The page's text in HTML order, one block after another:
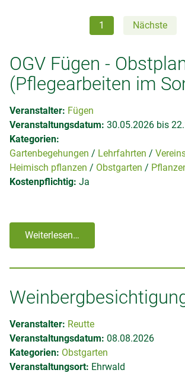
1 Nächste
OGV Fügen -
(Pflegearbeiten im
Veranstalter: Fügen
Veranstaltungsdatum: 30.05.2026 bis
Kategorien:
Gartenbegehungen
Lehrfahrten
Heimisch pflanzen
Obstgarten
Kostenpflichtig: Ja
Weiterlesen…
Veranstalter: Reutte
Veranstaltungsdatum: 08.08.2026
Kategorien: Obstgarten
Veranstaltungsort: Ehrwald